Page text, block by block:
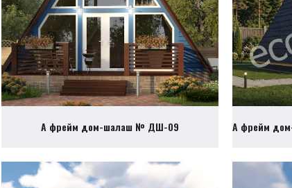
А фрейм дом-шалаш № ДШ-09 А фрейм